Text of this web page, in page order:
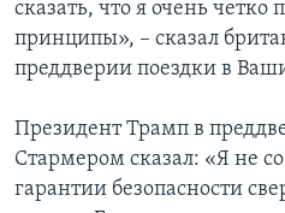
сказать, что я очень четко
принципы», – сказал
преддверии поездки в
Президент Трамп в
Стармером сказал: «Я не
гарантии безопасности